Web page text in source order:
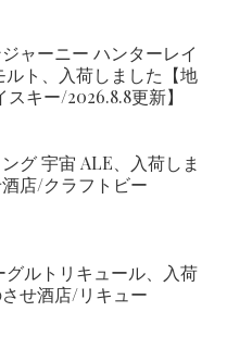
ャーニー ハンターレイ
ルト、入荷しました【地
キー/2026.8.8更新】
グ 宇宙 ALE、入荷しま
店/クラフトビー
グルトリキュール、入荷
せ酒店/リキュー